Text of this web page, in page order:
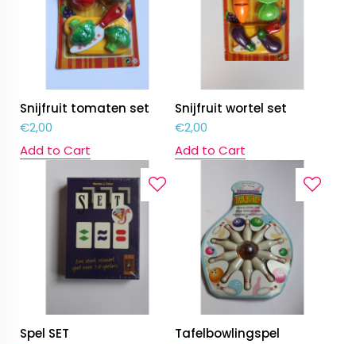
Snijfruit tomaten set
€2,00
Add to Cart
Snijfruit wortel set
€2,00
Add to Cart
Spel SET
Tafelbowlingspel